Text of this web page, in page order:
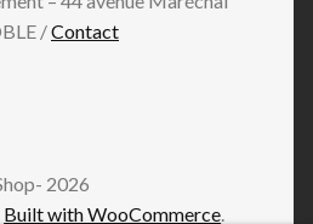
/Contact
2026
Built with WooCommerce.